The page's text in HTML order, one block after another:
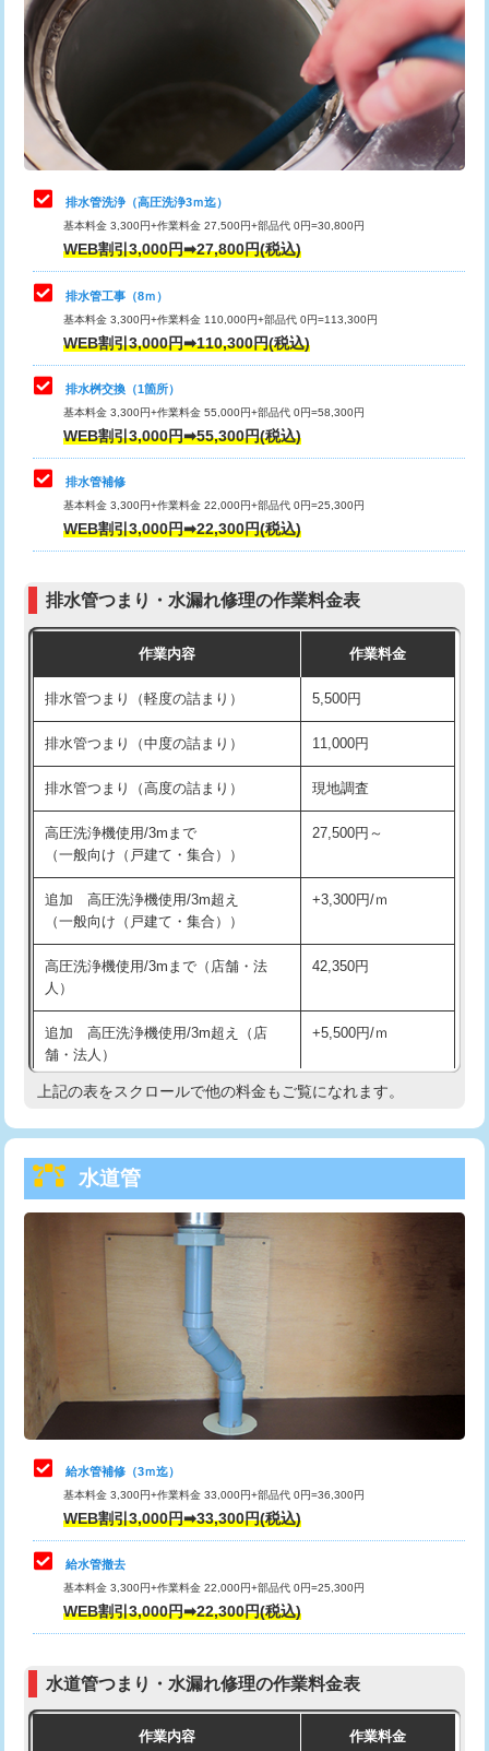
給水管工事※（ライニング鋼管・銅
管・ポリ管・HT管使用/3ｍ超え)
+8,800円
排水管工事（土の掘削・埋め戻し作
業）
11,000円~
排水管工事（排水管工事/3ｍまで） 55,000円
排水管工事（追加 排水管工事/3ｍ超
え）
マス交換（土の掘削・埋め戻し作業）
マス交換（深さ50㎝未満）
マス交換（深さ50㎝以上）
コンクリート斫り（厚さ10㎝まで）
コンクリート斫り（厚さ10㎝超え）
モルタル補修（厚さ10㎝まで）
モルタル補修（厚さ10㎝超え）
追加人工 16,500円
現場見積
※給水管工事は20mmまでの価格です。
カメラ調査 33,000円
桝清掃 8,800円
止水・漏水調査・防水処理・清掃・修
理・調整・分解・加工など（軽作業）
11,000円
止水・漏水調査・防水処理・清掃・修
理・調整・分解・加工など（中作業）
22,000円
止水・漏水調査・防水処理・清掃・修
理・調整・分解・加工など（重作業）
33,000円
その他部品の脱着
交換・取付（タンク）
交換・取付(単水栓（壁付・デッキ
式）)
交換・取付(混合水栓（壁付・デッキ
式・ワンホール）)
16,500円+材料費
交換・取付(排水栓・排水トラップ
交換・取付（その他部品） 11,000円+材料費
持込商品取付（単水栓） 13,200円
持込商品取付（混合水栓） 16,500円
持込商品取付（浄水器・分岐水栓） 16,500円
給水管工事※（ホール加工) 16,500円
給水管工事※（バンド止め) 3,300円
給水管工事※（支持金具設置)
給水管工事※（保温材使用（バンド止
め込み）)
5,500円
給水管工事※（土の掘削・埋め戻し作
業)
11,000円
給水管工事※（塩ビ管（VP・HI）使
用/3ｍまで)
33,000円
給水管工事※（塩ビ管（VP・HI）使
+8,800円
給水管工事※（ライニング鋼管・銅
管・ポリ管・HT管使用/3ｍまで)
給水管工事※（ライニング鋼管・銅
管・ポリ管・HT管使用/3ｍ超え)
排水管工事（土の掘削・埋め戻し作
11,000円~
排水管工事（排水管工事/3ｍまで） 55,000円
排水管工事（追加 排水管工事/3ｍ超
マス交換（土の掘削・埋め戻し作業）
マス交換（深さ50㎝未満）
マス交換（深さ50㎝以上）
コンクリート斫り（厚さ10㎝まで）
排水管洗浄（高圧洗浄3ｍ迄）
基本料金 3,300円+作業料金 27,500円+部品代 0円=30,800円
WEB割引3,000円➡27,800円(税込)
排水管工事（8ｍ）
基本料金 3,300円+作業料金 110,000円+部品代 0円=113,300円
WEB割引3,000円➡110,300円(税込)
排水桝交換（1箇所）
基本料金 3,300円+作業料金 55,000円+部品代 0円=58,300円
WEB割引3,000円➡55,300円(税込)
排水管補修
基本料金 3,300円+作業料金 22,000円+部品代 0円=25,300円
WEB割引3,000円➡22,300円(税込)
排水管つまり・水漏れ修理の作業料金表
作業内容 作業料金
排水管つまり（軽度の詰まり） 5,500円
排水管つまり（中度の詰まり） 11,000円
排水管つまり（高度の詰まり） 現地調査
高圧洗浄機使用/3mまで
（一般向け（戸建て・集合））
27,500円～
追加 高圧洗浄機使用/3m超え
（一般向け（戸建て・集合））
+3,300円/ｍ
高圧洗浄機使用/3mまで（店舗・法
人）
42,350円
追加 高圧洗浄機使用/3m超え（店
舗・法人）
+5,500円/ｍ
高度高圧洗浄換 現地調査
トーラー機使用/3mまで
追加トーラー機使用/3m超え
33,000円
8,800円
止水・漏水調査・防水処理・清掃・修
理・調整・分解・加工など（軽作業）
11,000円
止水・漏水調査・防水処理・清掃・修
理・調整・分解・加工など（中作業）
止水・漏水調査・防水処理・清掃・修
理・調整・分解・加工など（重作業）
33,000円
その他部品の脱着
交換・取付（タンク）
式）)
式・ワンホール）)
上記の表をスクロールで他の料金もご覧になれます。
水道管
給水管補修（3ｍ迄）
基本料金 3,300円+作業料金 33,000円+部品代 0円=36,300円
WEB割引3,000円➡33,300円(税込)
給水管撤去
基本料金 3,300円+作業料金 22,000円+部品代 0円=25,300円
WEB割引3,000円➡22,300円(税込)
水道管つまり・水漏れ修理の作業料金表
作業内容 作業料金